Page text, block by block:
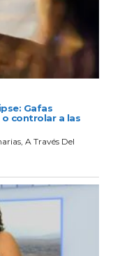
Gafas
controlar a las
A Través Del